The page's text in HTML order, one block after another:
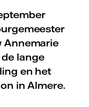
Annemarie
lange
en het
in Almere.